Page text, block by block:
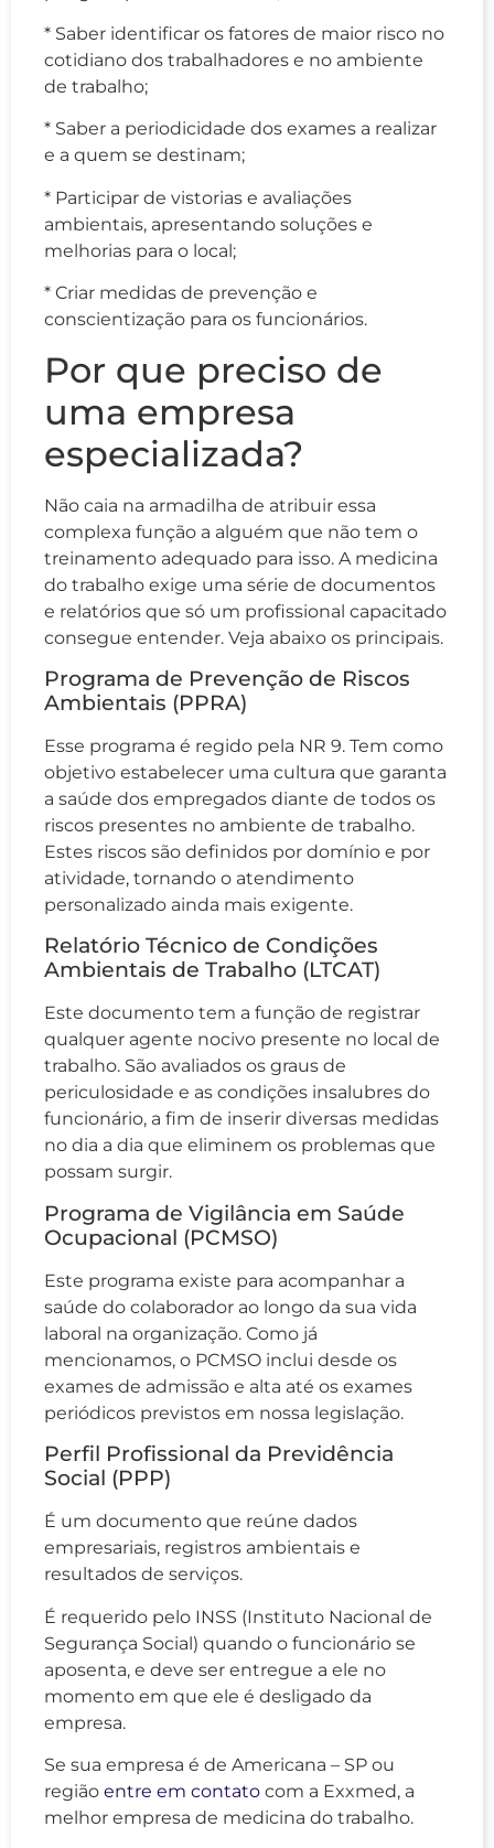
* Saber identificar os fatores de maior risco no
cotidiano dos trabalhadores e no ambiente
de trabalho;
* Saber a periodicidade dos exames a realizar
e a quem se destinam;
* Participar de vistorias e avaliações
ambientais, apresentando soluções e
melhorias para o local;
* Criar medidas de prevenção e
conscientização para os funcionários.
Por que preciso de
uma empresa
especializada?
Não caia na armadilha de atribuir essa
complexa função a alguém que não tem o
treinamento adequado para isso. A medicina
do trabalho exige uma série de documentos
e relatórios que só um profissional capacitado
consegue entender. Veja abaixo os principais.
Programa de Prevenção de Riscos
Ambientais (PPRA)
Esse programa é regido pela NR 9. Tem como
objetivo estabelecer uma cultura que garanta
a saúde dos empregados diante de todos os
riscos presentes no ambiente de trabalho.
Estes riscos são definidos por domínio e por
atividade, tornando o atendimento
personalizado ainda mais exigente.
Relatório Técnico de Condições
Ambientais de Trabalho (LTCAT)
Este documento tem a função de registrar
qualquer agente nocivo presente no local de
trabalho. São avaliados os graus de
periculosidade e as condições insalubres do
funcionário, a fim de inserir diversas medidas
no dia a dia que eliminem os problemas que
possam surgir.
Programa de Vigilância em Saúde
Ocupacional (PCMSO)
Este programa existe para acompanhar a
saúde do colaborador ao longo da sua vida
laboral na organização. Como já
mencionamos, o PCMSO inclui desde os
exames de admissão e alta até os exames
periódicos previstos em nossa legislação.
Perfil Profissional da Previdência
Social (PPP)
É um documento que reúne dados
empresariais, registros ambientais e
resultados de serviços.
É requerido pelo INSS (Instituto Nacional de
Segurança Social) quando o funcionário se
aposenta, e deve ser entregue a ele no
momento em que ele é desligado da
empresa.
Se sua empresa é de Americana – SP ou
região entre em contato com a Exxmed, a
melhor empresa de medicina do trabalho.